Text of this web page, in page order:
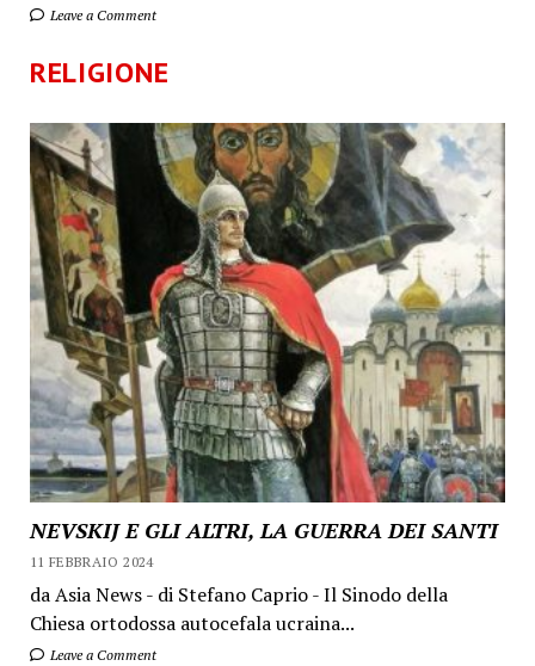
Leave a Comment
RELIGIONE
NEVSKIJ E GLI ALTRI, LA GUERRA DEI SANTI
11 FEBBRAIO 2024
da Asia News - di Stefano Caprio - Il Sinodo della
Chiesa ortodossa autocefala ucraina...
Leave a Comment